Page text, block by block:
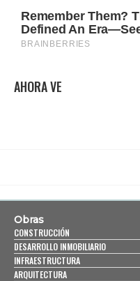
AHORA VE
Obras
CONSTRUCCIÓN
DESARROLLO INMOBILIARIO
INFRAESTRUCTURA
ARQUITECTURA